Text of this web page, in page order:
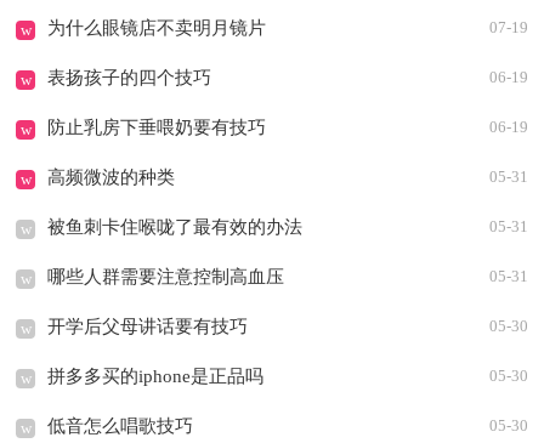
w
为什么眼镜店不卖明月镜片 07-19
w 表扬孩子的四个技巧 06-19
w 防止乳房下垂喂奶要有技巧 06-19
w 高频微波的种类 05-31
w 被鱼刺卡住喉咙了最有效的办法 05-31
w 哪些人群需要注意控制高血压 05-31
w 开学后父母讲话要有技巧 05-30
w 拼多多买的iphone是正品吗 05-30
w 低音怎么唱歌技巧 05-30